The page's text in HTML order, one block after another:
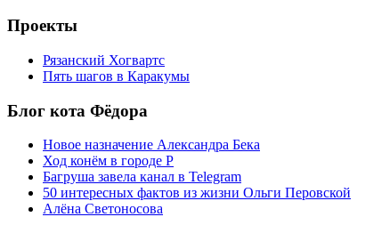
Проекты
Рязанский Хогвартс
Пять шагов в Каракумы
Блог кота Фёдора
Новое назначение Александра Бека
Ход конём в городе Р
Багруша завела канал в Telegram
50 интересных фактов из жизни Ольги Перовской
Алёна Светоносова